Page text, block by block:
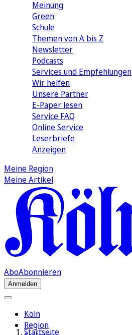
Meinung
Green
Schule
Themen von A bis Z
Newsletter
Podcasts
Services und Empfehlungen
Wir helfen
Unsere Partner
E-Paper lesen
Service FAQ
Online Service
Leserbriefe
Anzeigen
Meine Region
Meine Artikel
AboAbonnieren
Anmelden
Köln
Region
Startseite